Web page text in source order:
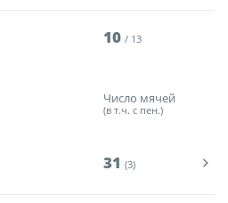
10 13
Число мячей
(в т.ч. с пен.)
31 (3)